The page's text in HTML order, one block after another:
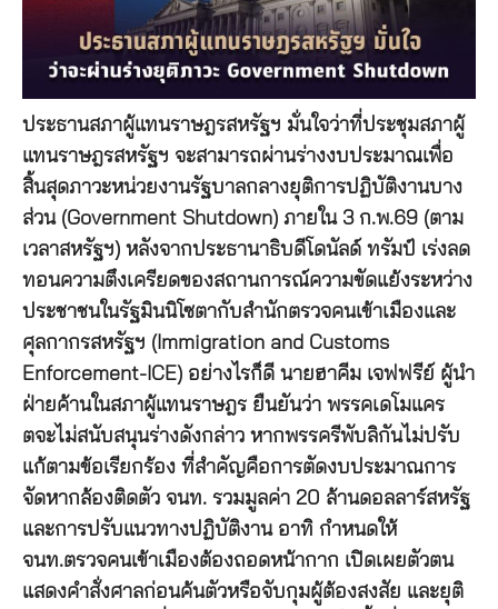
ประธานสภาผู้แทนราษฎรสหรัฐฯ มั่นใจว่าที่ประชุมสภาผู้
แทนราษฎรสหรัฐฯ จะสามารถผ่านร่างงบประมาณเพื่อ
สิ้นสุดภาวะหน่วยงานรัฐบาลกลางยุติการปฏิบัติงานบาง
ส่วน (Government Shutdown) ภายใน 3 ก.พ.69 (ตาม
เวลาสหรัฐฯ) หลังจากประธานาธิบดีโดนัลด์ ทรัมป์ เร่งลด
ทอนความตึงเครียดของสถานการณ์ความขัดแย้งระหว่าง
ประชาชนในรัฐมินนิโซตากับสำนักตรวจคนเข้าเมืองและ
ศุลกากรสหรัฐฯ (Immigration and Customs
Enforcement-ICE) อย่างไรก็ดี นายฮาคีม เจฟฟรีย์ ผู้นำ
ฝ่ายค้านในสภาผู้แทนราษฎร ยืนยันว่า พรรคเดโมแคร
ตจะไม่สนับสนุนร่างดังกล่าว หากพรรครีพับลิกันไม่ปรับ
แก้ตามข้อเรียกร้อง ที่สำคัญคือการตัดงบประมาณการ
จัดหากล้องติดตัว จนท. รวมมูลค่า 20 ล้านดอลลาร์สหรัฐ
และการปรับแนวทางปฏิบัติงาน อาทิ กำหนดให้
จนท.ตรวจคนเข้าเมืองต้องถอดหน้ากาก เปิดเผยตัวตน
แสดงคำสั่งศาลก่อนค้นตัวหรือจับกุมผู้ต้องสงสัย และยุติ